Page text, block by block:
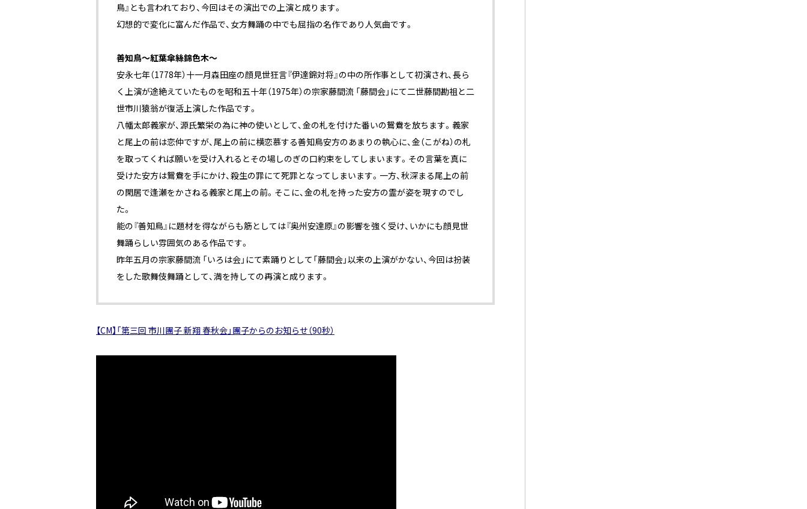
鳥』とも言われており、今回はその演出での上演と成ります。
幻想的で変化に富んだ作品で、女方舞踊の中でも屈指の名作であり人気曲です。
善知鳥〜紅葉傘絲錦色木〜
安永七年（1778年）十一月森田座の顔見世狂言『伊達錦対将』の中の所作事として初演され、長ら
く上演が途絶えていたものを昭和五十年（1975年）の宗家藤間流 「藤間会」にて二世藤間勘祖と二
世市川猿翁が復活上演した作品です。
八幡太郎義家が、源氏繁栄の為に神の使いとして、金の札を付けた番いの鴛鴦を放ちます。義家
と尾上の前は恋仲ですが、尾上の前に横恋慕する善知鳥安方のあまりの執心に、金（こがね）の札
を取ってくれば願いを受け入れるとその場しのぎの口約束をしてしまいます。その言葉を真に
受けた安方は鴛鴦を手にかけ、殺生の罪にて死罪となってしまいます。一方、秋深まる尾上の前
の閑居で逢瀬をかさねる義家と尾上の前。そこに、金の札を持った安方の霊が姿を現すのでし
た。
能の『善知鳥』に題材を得ながらも筋としては『奥州安達原』の影響を強く受け、いかにも顔見世
舞踊らしい雰囲気のある作品です。
昨年五月の宗家藤間流 「いろは会」にて素踊りとして「藤間会」以来の上演がかない、今回は扮装
をした歌舞伎舞踊として、満を持しての再演と成ります。
【CM】「第三回 市川團子 新翔 春秋会」團子からのお知らせ（90秒）